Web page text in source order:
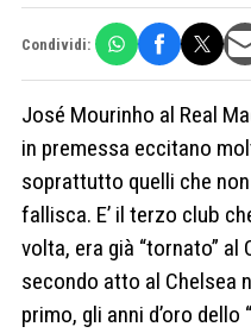
Condividi:
José Mourinho al Real
in premessa eccitano
soprattutto quelli che
fallisca. E’ il terzo club
volta, era già “tornato” al
secondo atto al Chelsea
primo, gli anni d’oro dello